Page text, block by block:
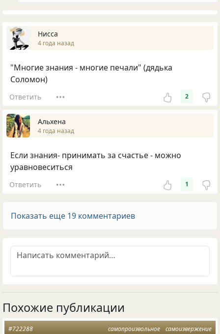
Нисса
4 года назад
"Многие знания - многие печали" (дядька
Соломон)
Ответить 2
Альхена
4 года назад
Если знания- принимать за счастье - можно
уравновеситься
Ответить 1
Показать еще 19 комментариев
Похожие публикации
самопроизвольное самоизвержение
#722288